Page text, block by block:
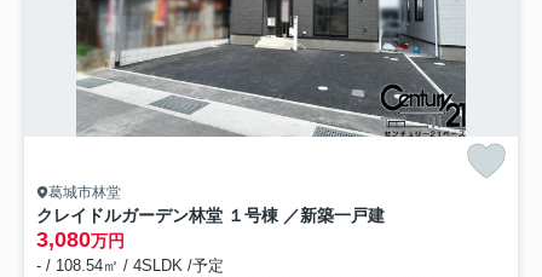
葛城市林堂
クレイドルガーデン林堂 １号棟 ／新築一戸建
3,080万円
- / 108.54㎡ / 4SLDK /予定